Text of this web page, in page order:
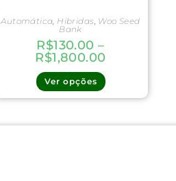
Automática, Hibridas, Woo Seed
Bank
R$130.00 –
R$1,800.00
Ver opções